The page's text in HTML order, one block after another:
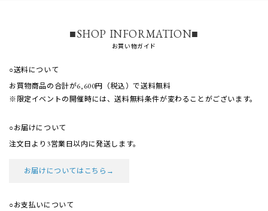
■SHOP INFORMATION■
お買い物ガイド
○送料について
お買物商品の合計が6,600円（税込）で送料無料
※限定イベントの開催時には、送料無料条件が変わることがございます。
○お届けについて
注文日より3営業日以内に発送します。
お届けについてはこちら→
○お支払いについて